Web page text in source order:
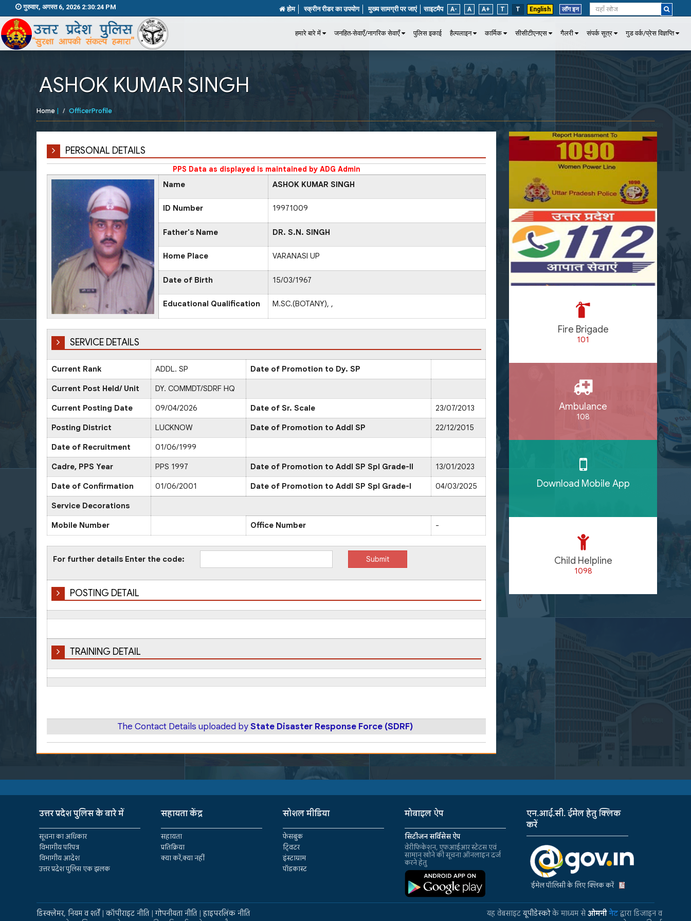
गुरुवार, अगस्त 6, 2026 2:30:24 PM होम स्क्रीन रीडर का उपयोग मुख्य सामग्री पर जाएं साइटमैप A- A A+ T T English लॉग इन
हमारे बारे में जनहित-सेवाएँ/नागरिक सेवाएँ पुलिस इकाई हैल्पलाइन कार्मिक सीसीटीएनएस गैलरी संपर्क सूत्र गुड वर्क/प्रेस विज्ञप्ति
ASHOK KUMAR SINGH
Home | OfficerProfile
PERSONAL DETAILS
PPS Data as displayed is maintained by ADG Admin
Name
ASHOK KUMAR SINGH
ID Number 19971009
Father's Name DR. S.N. SINGH
Home Place VARANASI UP
Date of Birth 15/03/1967
Educational Qualification M.SC.(BOTANY), ,
SERVICE DETAILS
Current Rank ADDL. SP Date of Promotion to Dy. SP
Current Post Held/ Unit DY. COMMDT/SDRF HQ
Current Posting Date 09/04/2026 Date of Sr. Scale 23/07/2013
Posting District LUCKNOW Date of Promotion to Addl SP 22/12/2015
Date of Recruitment 01/06/1999
Cadre, PPS Year PPS 1997 Date of Promotion to Addl SP Spl Grade-II 13/01/2023
Date of Confirmation 01/06/2001 Date of Promotion to Addl SP Spl Grade-I 04/03/2025
Service Decorations
Mobile Number Office Number -
For further details Enter the code:
POSTING DETAIL
TRAINING DETAIL
The Contact Details uploaded byState Disaster Response Force (SDRF)
Fire Brigade
101
Ambulance
108
Download Mobile App
Child Helpline
1098
उत्तर प्रदेश पुलिस के बारे में
सूचना का अधिकार
विभागीय परिपत्र
विभागीय आदेश
उत्तर प्रदेश पुलिस एक झलक
सहायता केंद्र
सहायता
प्रतिक्रिया
क्या करें,क्या नहीं
सोशल मीडिया
फेसबुक
ट्विटर
इंस्टाग्राम
पॉडकास्ट
मोबाइल ऐप
सिटीजन सर्विसेस ऐप
वेरीफिकेशन, एफआईआर स्टेटस एवं
सामान खोने की सूचना ऑनलाइन दर्ज
करने हेतु
एन.आई.सी. ईमेल हेतु क्लिक
करें
ईमेल पॉलिसी के लिए क्लिक करें
डिस्क्लेमर, नियम व शर्तें|कॉपीराइट नीति|गोपनीयता नीति|हाइपरलिंक नीति
यह वेबसाइटयूपीडेस्कोके माध्यम सेओमनीनेटद्वारा डिजाइन व